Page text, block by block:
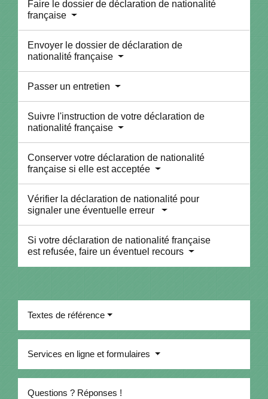
Faire le dossier de déclaration de nationalité
française
Envoyer le dossier de déclaration de
nationalité française
Passer un entretien
Suivre l'instruction de votre déclaration de
nationalité française
Conserver votre déclaration de nationalité
française si elle est acceptée
Vérifier la déclaration de nationalité pour
signaler une éventuelle erreur
Si votre déclaration de nationalité française
est refusée, faire un éventuel recours
Textes de référence
Services en ligne et formulaires
Questions ? Réponses !